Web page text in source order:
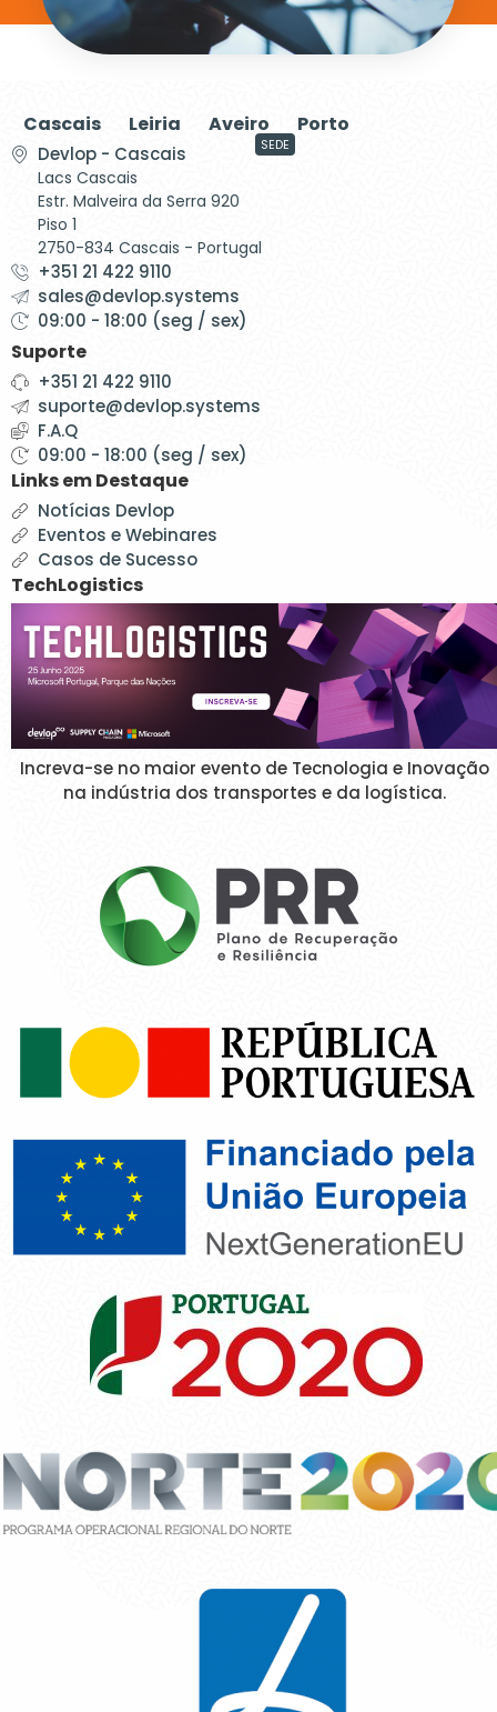
Cascais Leiria Aveiro Porto
Devlop - Cascais
Lacs Cascais
Estr. Malveira da Serra 920
Piso 1
2750-834 Cascais - Portugal
SEDE
+351 21 422 9110
sales@devlop.systems
09:00 - 18:00 (seg / sex)
Suporte
+351 21 422 9110
suporte@devlop.systems
F.A.Q
09:00 - 18:00 (seg / sex)
Links em Destaque
Notícias Devlop
Eventos e Webinares
Casos de Sucesso
TechLogistics
Increva-se no maior evento de Tecnologia e Inovação
na indústria dos transportes e da logística.